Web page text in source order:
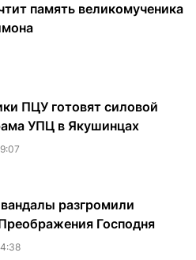
память великомученика
ПЦУ готовят силовой
УПЦ в Якушинцах
разгромили
Господня